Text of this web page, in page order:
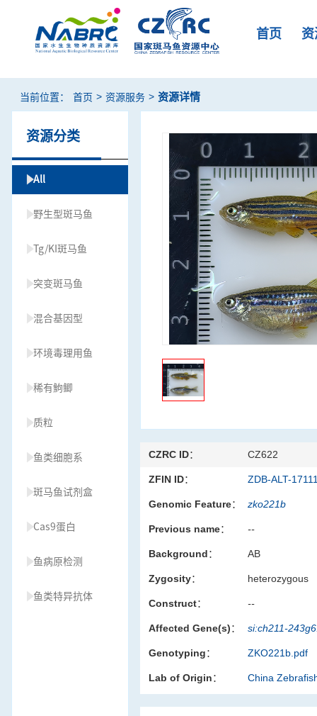
首页
当前位置： 首页 > 资源服务 > 资源详情
资源分类
All
野生型斑马鱼
Tg/KI斑马鱼
突变斑马鱼
混合基因型
环境毒理用鱼
稀有鮈鲫
质粒
鱼类细胞系
斑马鱼试剂盒
Cas9蛋白
鱼病原检测
鱼类特异抗体
CZRC ID： CZ622
ZFIN ID： ZDB-ALT-
Genomic Feature： zko221b
Previous name： --
Background： AB
Zygosity： heterozygous
Construct： --
Affected Gene(s)： si:ch211-
Genotyping： ZKO221b.pdf
Lab of Origin： China